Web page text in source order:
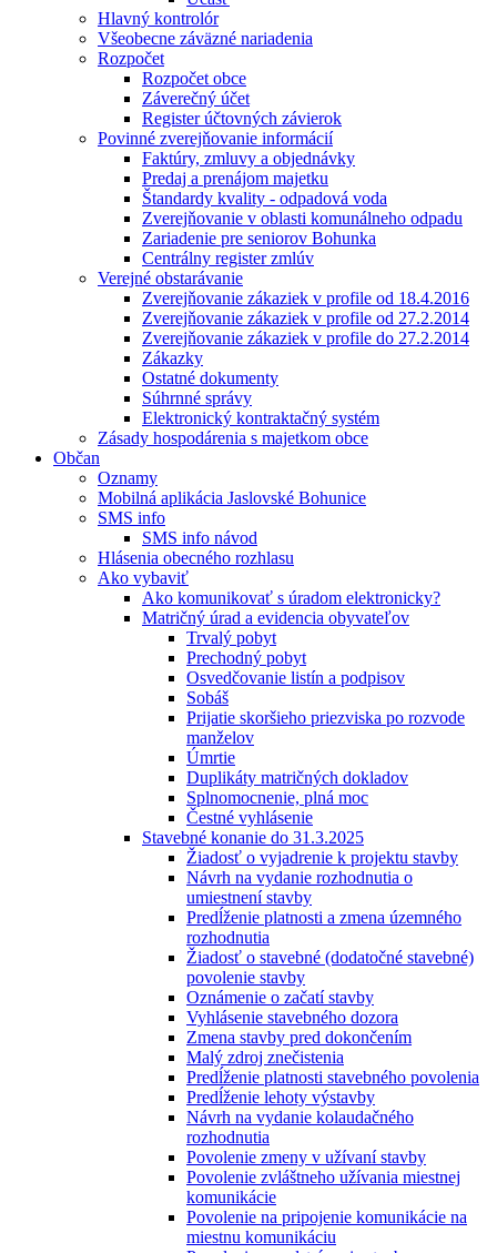
Hlavný kontrolór
Všeobecne záväzné nariadenia
Rozpočet
Rozpočet obce
Záverečný účet
Register účtovných závierok
Povinné zverejňovanie informácií
Faktúry, zmluvy a objednávky
Predaj a prenájom majetku
Štandardy kvality - odpadová voda
Zverejňovanie v oblasti komunálneho odpadu
Zariadenie pre seniorov Bohunka
Centrálny register zmlúv
Verejné obstarávanie
Zverejňovanie zákaziek v profile od 18.4.2016
Zverejňovanie zákaziek v profile od 27.2.2014
Zverejňovanie zákaziek v profile do 27.2.2014
Zákazky
Ostatné dokumenty
Súhrnné správy
Elektronický kontraktačný systém
Zásady hospodárenia s majetkom obce
Občan
Oznamy
Mobilná aplikácia Jaslovské Bohunice
SMS info
SMS info návod
Hlásenia obecného rozhlasu
Ako vybaviť
Ako komunikovať s úradom elektronicky?
Matričný úrad a evidencia obyvateľov
Trvalý pobyt
Prechodný pobyt
Osvedčovanie listín a podpisov
Sobáš
Prijatie skoršieho priezviska po rozvode
manželov
Úmrtie
Duplikáty matričných dokladov
Splnomocnenie, plná moc
Čestné vyhlásenie
Stavebné konanie do 31.3.2025
Žiadosť o vyjadrenie k projektu stavby
Návrh na vydanie rozhodnutia o
umiestnení stavby
Predĺženie platnosti a zmena územného
rozhodnutia
Žiadosť o stavebné (dodatočné stavebné)
povolenie stavby
Oznámenie o začatí stavby
Vyhlásenie stavebného dozora
Zmena stavby pred dokončením
Malý zdroj znečistenia
Predĺženie platnosti stavebného povolenia
Predĺženie lehoty výstavby
Návrh na vydanie kolaudačného
rozhodnutia
Povolenie zmeny v užívaní stavby
Povolenie zvláštneho užívania miestnej
komunikácie
Povolenie na pripojenie komunikácie na
miestnu komunikáciu